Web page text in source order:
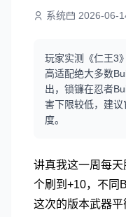
系统 2026-06-
玩家实测《仁王3
高适配绝大多数
出，锁镰在忍者
害下限较低，建
度。
讲真我这一周每
个刷到+10，不同
这次的版本武器平